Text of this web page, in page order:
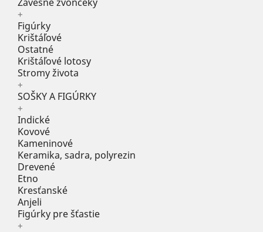
+
Figúrky
Krištáľové
Ostatné
Krištáľové lotosy
Stromy života
+
SOŠKY A FIGÚRKY
+
Indické
Kovové
Kameninové
Keramika, sadra, polyrezin
Drevené
Etno
Kresťanské
Anjeli
Figúrky pre šťastie
+